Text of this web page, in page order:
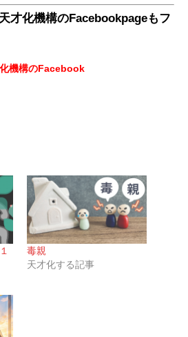
才化機構のFacebookpageもフ
機構のFacebook
毒親
天才化する記事